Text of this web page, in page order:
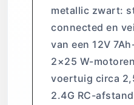
metallic zwart:
connected en
van een 12V
2×25 W-
voertuig circa
2.4G RC-